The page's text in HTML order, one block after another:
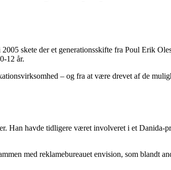
skete der et generationsskifte fra Poul Erik
12 år.
– og fra at være drevet af de
Han havde tidligere været involveret i et
med reklamebureauet envision, som blandt